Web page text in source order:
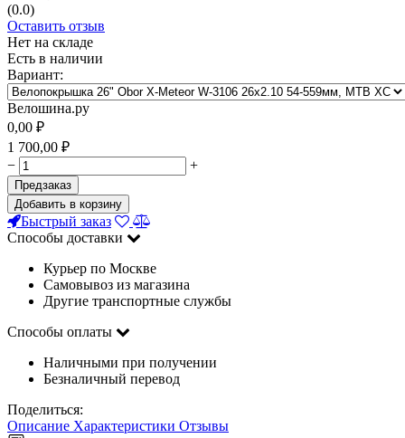
(0.0)
Оставить отзыв
Нет на складе
Есть в наличии
Вариант:
Велошина.ру
0,00 ₽
1 700,00 ₽
−
+
Предзаказ
Добавить в корзину
Быстрый заказ
Способы доставки
Курьер по Москве
Самовывоз из магазина
Другие транспортные службы
Способы оплаты
Наличными при получении
Безналичный перевод
Поделиться:
Описание Характеристики Отзывы